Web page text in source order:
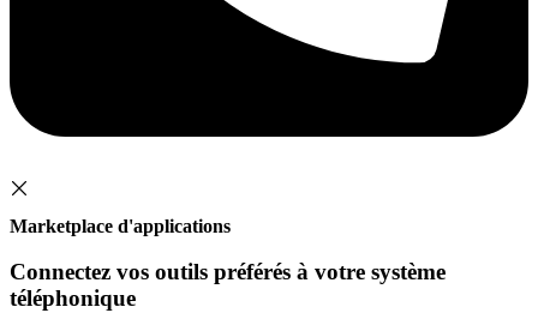
Marketplace d'applications
Connectez vos outils préférés à votre système
téléphonique